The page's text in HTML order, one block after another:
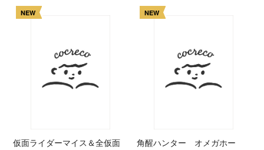
NEW
仮面ライダーマイス＆全仮面
NEW
角醒ハンター オメガホー